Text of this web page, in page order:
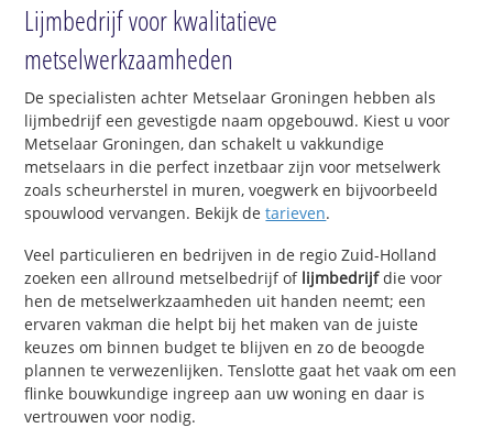
Lijmbedrijf voor kwalitatieve
metselwerkzaamheden
De specialisten achter Metselaar Groningen hebben als
lijmbedrijf een gevestigde naam opgebouwd. Kiest u voor
Metselaar Groningen, dan schakelt u vakkundige
metselaars in die perfect inzetbaar zijn voor metselwerk
zoals scheurherstel in muren, voegwerk en bijvoorbeeld
spouwlood vervangen. Bekijk detarieven.
Veel particulieren en bedrijven in de regio Zuid-Holland
zoeken een allround metselbedrijf of lijmbedrijfdie voor
hen de metselwerkzaamheden uit handen neemt; een
ervaren vakman die helpt bij het maken van de juiste
keuzes om binnen budget te blijven en zo de beoogde
plannen te verwezenlijken. Tenslotte gaat het vaak om een
flinke bouwkundige ingreep aan uw woning en daar is
vertrouwen voor nodig.